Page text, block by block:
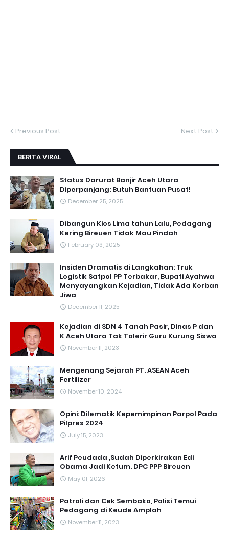
Previous Post Next Post
BERITA VIRAL
Status Darurat Banjir Aceh Utara
Diperpanjang: Butuh Bantuan Pusat!
December 25, 2025
Dibangun Kios Lima tahun Lalu, Pedagang
Kering Bireuen Tidak Mau Pindah
February 03, 2025
Insiden Dramatis di Langkahan: Truk
Logistik Satpol PP Terbakar, Bupati Ayahwa
Menyayangkan Kejadian, Tidak Ada Korban
Jiwa
December 11, 2025
Kejadian di SDN 4 Tanah Pasir, Dinas P dan
K Aceh Utara Tak Tolerir Guru Kurung Siswa
November 11, 2023
Mengenang Sejarah PT. ASEAN Aceh
Fertilizer
November 10, 2024
Opini: Dilematik Kepemimpinan Parpol Pada
Pilpres 2024
July 15, 2023
Arif Peudada ,Sudah Diperkirakan Edi
Obama Jadi Ketum. DPC PPP Bireuen
May 01, 2026
Patroli dan Cek Sembako, Polisi Temui
Pedagang di Keude Amplah
November 11, 2023